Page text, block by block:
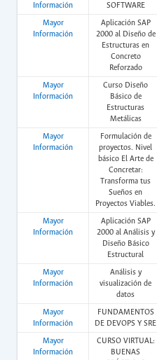
Información
SOFTWARE
Mayor
Información
Aplicación SAP
2000 al Diseño de
Estructuras en
Concreto
Reforzado
Mayor
Información
Curso Diseño
Básico de
Estructuras
Metálicas
Mayor
Información
Formulación de
proyectos. Nivel
básico El Arte de
Concretar:
Transforma tus
Sueños en
Proyectos Viables.
Mayor
Información
Aplicación SAP
2000 al Análisis y
Diseño Básico
Estructural
Mayor
Información
Análisis y
visualización de
datos
Mayor
Información
FUNDAMENTOS
DE DEVOPS Y SRE
Mayor
Información
CURSO VIRTUAL:
BUENAS